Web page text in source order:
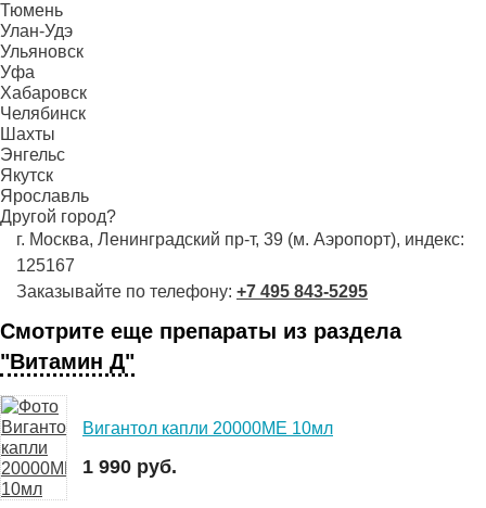
Тюмень
Улан-Удэ
Ульяновск
Уфа
Хабаровск
Челябинск
Шахты
Энгельс
Якутск
Ярославль
Другой город?
г. Москва, Ленинградский пр-т, 39 (м. Аэропорт), индекс:
125167
Заказывайте по телефону: +7 495 843-5295
Смотрите еще препараты из раздела
"Витамин Д"
Вигантол капли 20000МЕ 10мл
1 990 руб.